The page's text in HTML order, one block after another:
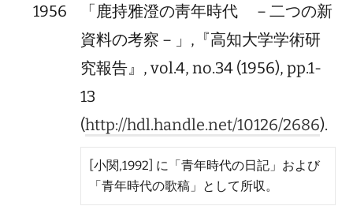
1956
「鹿持雅澄の靑年時代 －二つの新
資料の考察－」,『高知大学学術研
究報告』, vol.4, no.34 (1956), pp.1-
13
(http://hdl.handle.net/10126/2686).
[小関,1992] に「青年時代の日記」および
「青年時代の歌稿」として所収。